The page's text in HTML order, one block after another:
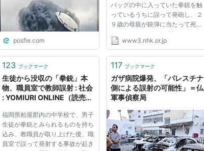
posfie.com
バッグの中に入っていた拳銃を触
っているうちに誤って発砲し、２
９歳の母親が銃弾に当たって死亡
しました。 アイダホ州ヘイデン
にあるスーパーで３０日午前、シ
歳の男の子が隣に置いてあった母
www3.nhk.or.jp
123 ブックマーク
生徒から没収の「拳銃」本
物、職員室で教師誤射 : 社会
: YOMIURI ONLINE（読売新
福岡県粕屋郡内の中学校で、男子
生徒が拳銃とみられるものを持ち
込み、教職員が取り上げた後、職
員室で誤って発射する事故が起き
117 ブックマーク
ガザ病院爆発、「パレスチナ
側による誤射の可能性」＝仏
軍事偵察局